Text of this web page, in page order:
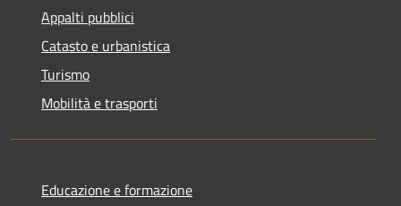
Appalti pubblici
Catasto e urbanistica
Turismo
Mobilità e trasporti
Educazione e formazione